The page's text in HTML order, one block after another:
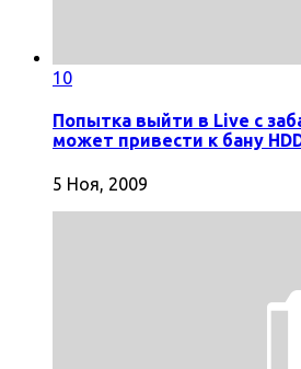
10
Попытка выйти в Live с
может привести к бану
5 Ноя, 2009